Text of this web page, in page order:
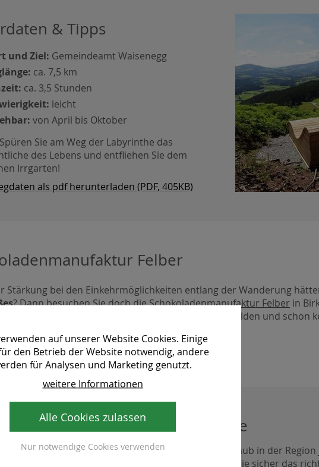
& Tipps
und Ziel: Gemeindeamt Waisenegg
ca. 7,5 km
ca. 3,5 Stunden
leicht
von April bis Oktober
Spüren Sie am Weg der Labyrinthe das
des Lebens und entfliehen Sie dem
Irrgarten!
als pdf herunterladen (PDF, 405KB)
Felber
Stärkung bei den Einkehrmöglichkeiten entlang der Wanderung
? Dann besuchen Sie doch dieSchokoladenmanufaktur Felber in
angeboten, einfach vorher anmelden und schon
Wanderangebote
Lust auf einen Wanderurlaub in der Region
Waldheimat? Hier finden Sie sicher das
auf unserer Website Cookies. Einige
den Betrieb der Website notwendig, andere
für Analysen und Marketing genutzt.
weitere Informationen
Alle Cookies zulassen
Nur notwendige Cookies verwenden